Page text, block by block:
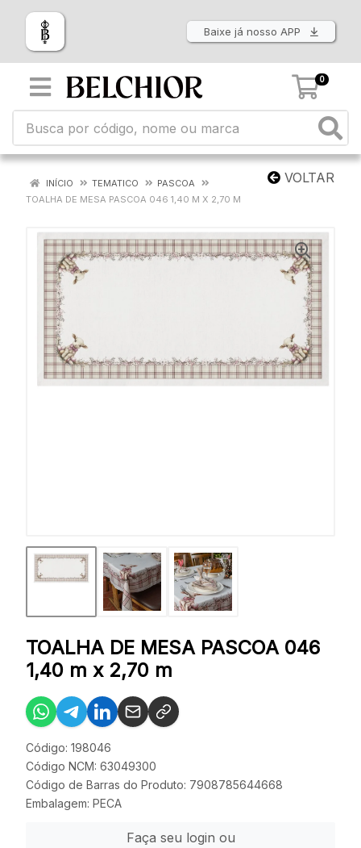
Baixe já nosso APP
0
VOLTAR
INÍCIO TEMATICO
PASCOA
TOALHA DE MESA PASCOA 046 1,40 M X 2,70 M
TOALHA DE MESA PASCOA 046
1,40 m x 2,70 m
Código: 198046
Código NCM: 63049300
Código de Barras do Produto: 7908785644668
Embalagem: PECA
Faça seu login ou